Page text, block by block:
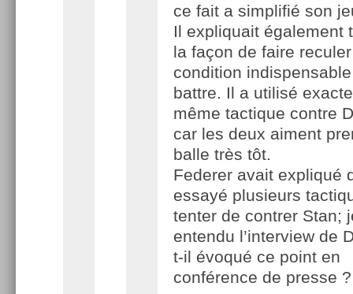
ce fait a simplifié son
Il expliquait également
la façon de faire
condition
battre. Il a utilisé
même tactique contre
car les deux aiment
balle très tôt.
Federer avait expliqué
essayé plusieurs
tenter de contrer Stan;
entendu l’interview de
t-il évoqué ce point en
conférence de presse ?